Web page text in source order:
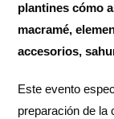
plantines cómo
macramé,
accesorios,
Este evento
preparación de la